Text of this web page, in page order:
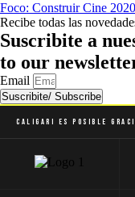
Foco: Construir Cine
Recibe todas las
Suscribite a
to our
Email
Suscribite/ Subscribe
Caligari es posible